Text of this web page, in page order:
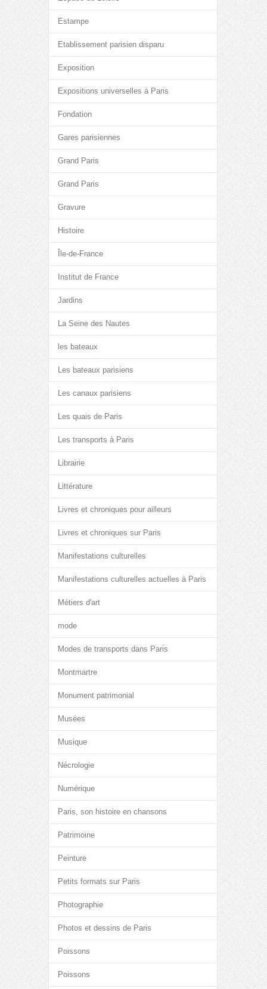
Estampe
Etablissement parisien disparu
Exposition
Expositions universelles à Paris
Fondation
Gares parisiennes
Grand Paris
Grand Paris
Gravure
Histoire
Île-de-France
Institut de France
Jardins
La Seine des Nautes
les bateaux
Les bateaux parisiens
Les canaux parisiens
Les quais de Paris
Les transports à Paris
Librairie
Littérature
Livres et chroniques pour ailleurs
Livres et chroniques sur Paris
Manifestations culturelles
Manifestations culturelles actuelles à Paris
Métiers d'art
mode
Modes de transports dans Paris
Montmartre
Monument patrimonial
Musées
Musique
Nécrologie
Numérique
Paris, son histoire en chansons
Patrimoine
Peinture
Petits formats sur Paris
Photographie
Photos et dessins de Paris
Poissons
Poissons